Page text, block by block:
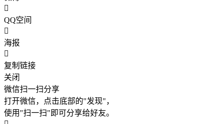
QQ空间
海报
复制链接
关闭
微信扫一扫分享
打开微信，点击底部的"发现"，
使用"扫一扫"即可分享给好友。